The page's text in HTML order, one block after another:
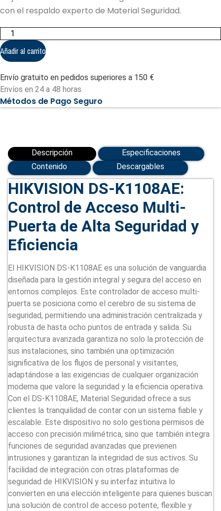
con el respaldo experto de Material Seguridad.
Teclado
de
Acceso
HIKVISION
DS-
Lector
RFID
(DS-
K1108AE)
cantidad
Añadir al carrito
Envío gratuito en pedidos superiores a 150 €
Envíos en 24 a 48 horas.
Métodos de Pago Seguro
Descripción
Especificaciones
Contenido
Descargables
HIKVISION DS-K1108AE:
Control de Acceso Multi-
Puerta de Alta Seguridad y
Eficiencia
El HIKVISION DS-K1108AE es una solución de vanguardia
diseñada para la gestión integral y segura del acceso en
entornos complejos. Este controlador de acceso multi-
puerta se posiciona como el cerebro de su sistema de
seguridad, permitiendo una administración centralizada y
robusta de hasta ocho puntos de entrada y salida. Su
arquitectura avanzada garantiza no solo la protección de
sus instalaciones, sino también una optimización
significativa de los flujos de personal y visitantes,
adaptándose a las exigencias de cualquier organización
moderna que valore la seguridad y la eficiencia operativa.
Con el DS-K1108AE, Material Seguridad ofrece a sus
clientes la tranquilidad de contar con un sistema fiable y
escalable. Este dispositivo no solo gestiona permisos de
acceso con precisión milimétrica, sino que también integra
funciones de seguridad avanzadas que previenen
intrusiones y garantizan la integridad de sus activos. Su
facilidad de integración con otras plataformas de
seguridad de HIKVISION y su interfaz intuitiva lo
convierten en una elección inteligente para quienes buscan
una solución de control de acceso potente, flexible y